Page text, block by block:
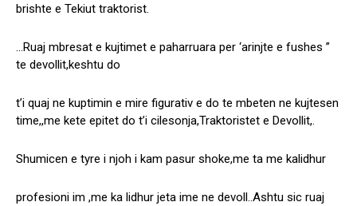
brishte e Tekiut traktorist.
…Ruaj mbresat e kujtimet e paharruara per ‘arinjte e fushes ”
te devollit,keshtu do
t’i quaj ne kuptimin e mire figurativ e do te mbeten ne kujtesen
time,,me kete epitet do t’i cilesonja,Traktoristet e Devollit,.
Shumicen e tyre i njoh i kam pasur shoke,me ta me kalidhur
profesioni im ,me ka lidhur jeta ime ne devoll..Ashtu sic ruaj